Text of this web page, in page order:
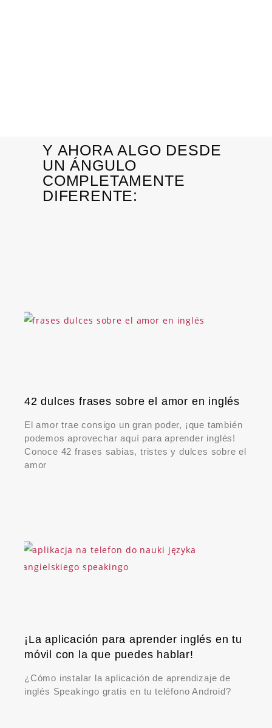
Y AHORA ALGO DESDE
UN ÁNGULO
COMPLETAMENTE
DIFERENTE:
42 dulces frases sobre el amor en inglés
El amor trae consigo un gran poder, ¡que también
podemos aprovechar aquí para aprender inglés!
Conoce 42 frases sabias, tristes y dulces sobre el
amor
¡La aplicación para aprender inglés en tu
móvil con la que puedes hablar!
¿Cómo instalar la aplicación de aprendizaje de
inglés Speakingo gratis en tu teléfono Android?